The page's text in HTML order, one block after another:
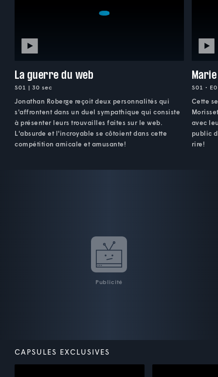
La guerre du web
S01 | 30 sec
Jonathan Roberge reçoit deux personnalités qui
s'affrontent dans un duel sympathique qui consiste
à présenter leurs trouvailles faites sur le web.
L'absurde et l'incroyable se côtoient dans cette
compétition amicale et amusante!
S01 •
Cette
avec
public
rire!
Publicité
CAPSULES EXCLUSIVES